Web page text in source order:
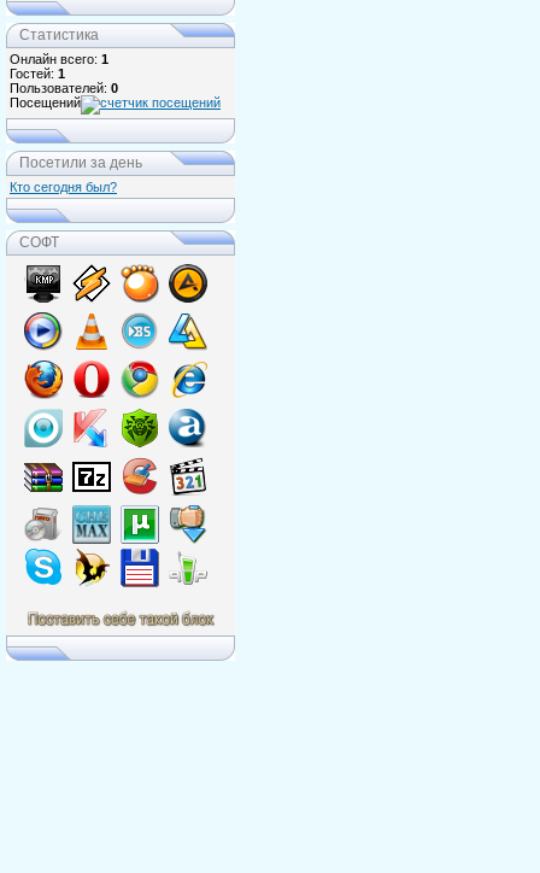
Статистика
Онлайн всего: 1
Гостей: 1
Пользователей: 0
Посещений
Посетили за день
Кто сегодня был?
СОФТ